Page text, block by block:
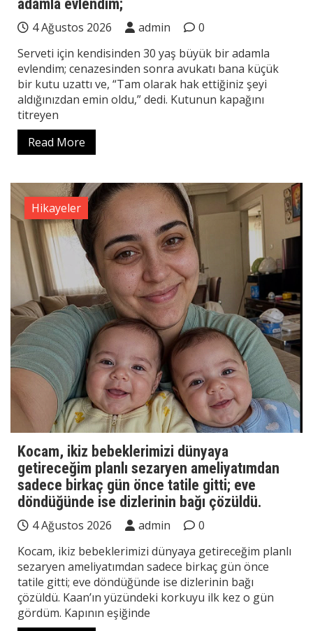
adamla evlendim;
4 Ağustos 2026 admin
0
Serveti için kendisinden 30 yaş büyük bir adamla
evlendim; cenazesinden sonra avukatı bana küçük
bir kutu uzattı ve, “Tam olarak hak ettiğiniz şeyi
aldığınızdan emin oldu,” dedi. Kutunun kapağını
titreyen
Read More
Hikayeler
Kocam, ikiz bebeklerimizi dünyaya
getireceğim planlı sezaryen ameliyatımdan
sadece birkaç gün önce tatile gitti; eve
döndüğünde ise dizlerinin bağı çözüldü.
4 Ağustos 2026 admin
0
Kocam, ikiz bebeklerimizi dünyaya getireceğim planlı
sezaryen ameliyatımdan sadece birkaç gün önce
tatile gitti; eve döndüğünde ise dizlerinin bağı
çözüldü. Kaan’ın yüzündeki korkuyu ilk kez o gün
gördüm. Kapının eşiğinde